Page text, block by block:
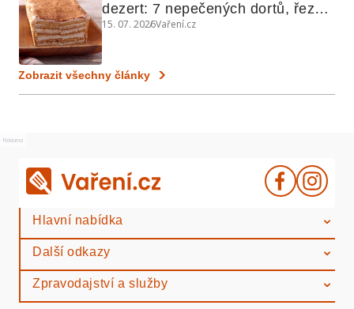
dezert: 7 nepečených dortů, řezů
a koláčů
15. 07. 2026Vaření.cz
Zobrazit všechny články
Reklama
Hlavní nabídka
Další odkazy
Zpravodajství a služby